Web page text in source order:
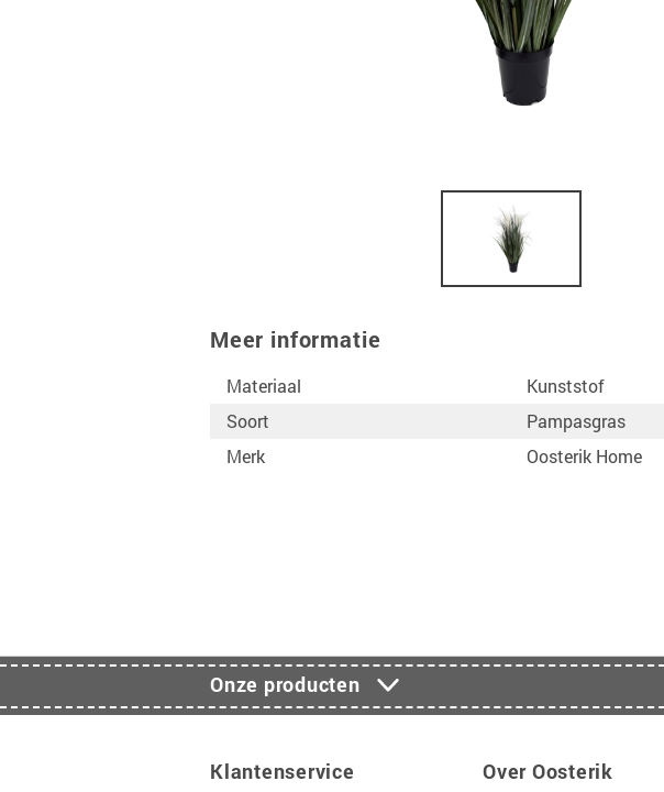
Meer informatie
Materiaal
Kunststof
Soort
Pampasgras
Merk
Oosterik Home
Onze producten
Klantenservice Over Oosterik